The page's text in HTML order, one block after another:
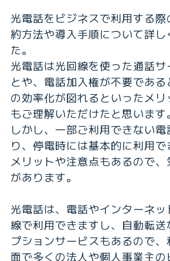
光電話をビジネスで利用する
約方法や導入手順について詳し
た。
光電話は光回線を使った通話サ
とや、電話加入権が不要であ
の効率化が図れるといったメリ
もご理解いただけたと思います。
しかし、一部ご利用できない
り、停電時には基本的に利用
メリットや注意点もあるので
があります。
光電話は、電話やインターネ
線で利用できますし、自動転
プションサービスもあるので
面で多くの法人や個人事業主の